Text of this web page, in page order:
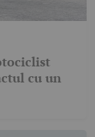
cu un